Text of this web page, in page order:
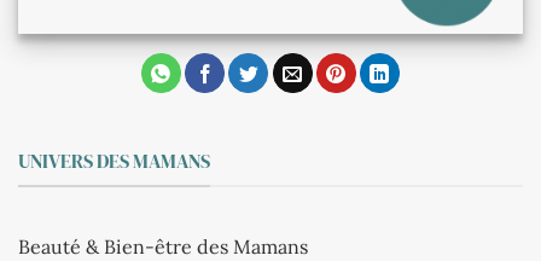
UNIVERS DES MAMANS
Beauté & Bien-être des Mamans